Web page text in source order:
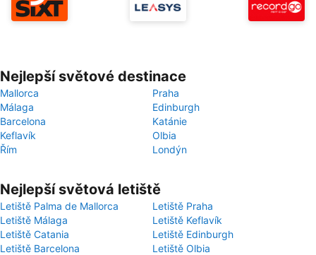
Nejlepší světové destinace
Mallorca
Praha
Málaga
Edinburgh
Barcelona
Katánie
Keflavík
Olbia
Řím
Londýn
Nejlepší světová letiště
Letiště Palma de Mallorca
Letiště Praha
Letiště Málaga
Letiště Keflavík
Letiště Catania
Letiště Edinburgh
Letiště Barcelona
Letiště Olbia